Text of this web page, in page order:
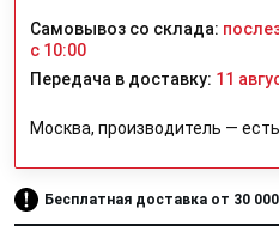
Самовывоз со склада:
с 10:00
Передача в доставку: 11
Москва, производитель —
Бесплатная доставка от 30